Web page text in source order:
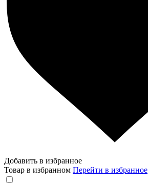
Добавить в избранное
Товар в избранном Перейти в избранное